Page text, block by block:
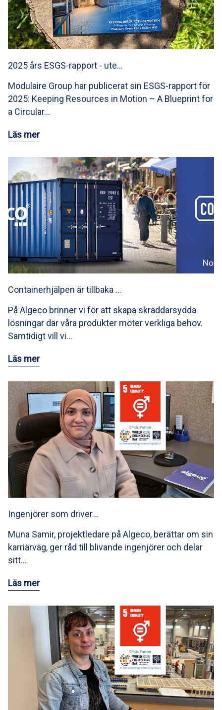
2025 års ESGS-rapport - ute…
Modulaire Group har publicerat sin ESGS-rapport för
2025: Keeping Resources in Motion – A Blueprint for
a Circular…
Läs mer
Containerhjälpen är tillbaka …
På Algeco brinner vi för att skapa skräddarsydda
lösningar där våra produkter möter verkliga behov.
Samtidigt vill vi…
Läs mer
Ingenjörer som driver…
Muna Samir, projektledare på Algeco, berättar om sin
karriärväg, ger råd till blivande ingenjörer och delar
sitt…
Läs mer